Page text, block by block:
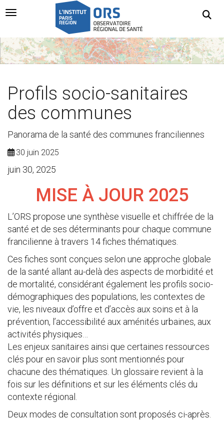
Navigation Toggle
Profils socio-sanitaires
des communes
Panorama de la santé des communes franciliennes
30 juin 2025
juin 30, 2025
MISE À JOUR 2025
L’ORS propose une synthèse visuelle et chiffrée de la
santé et de ses déterminants pour chaque commune
francilienne à travers 14 fiches thématiques.
Ces fiches sont conçues selon une approche globale
de la santé allant au-delà des aspects de morbidité et
de mortalité, considérant également les profils socio-
démographiques des populations, les contextes de
vie, les niveaux d’offre et d’accès aux soins et à la
prévention, l’accessibilité aux aménités urbaines, aux
activités physiques…
Les enjeux sanitaires ainsi que certaines ressources
clés pour en savoir plus sont mentionnés pour
chacune des thématiques. Un glossaire revient à la
fois sur les définitions et sur les éléments clés du
contexte régional.
Deux modes de consultation sont proposés ci-après.